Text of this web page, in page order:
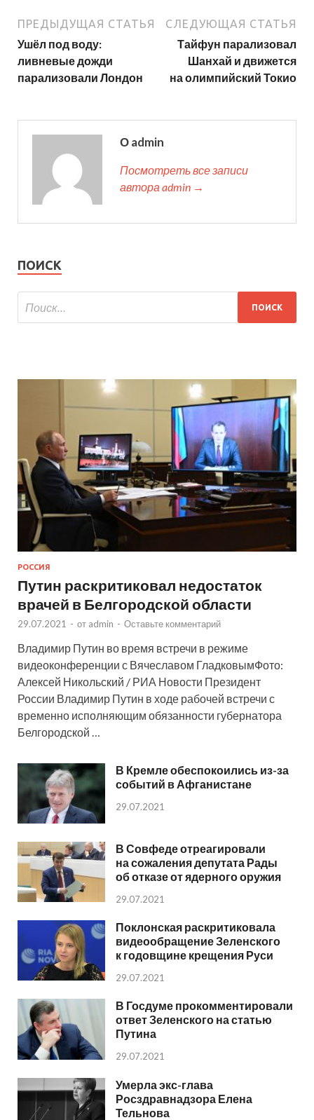
ПРЕДЫДУЩАЯ СТАТЬЯ
Ушёл под воду:
ливневые дожди
парализовали Лондон
СЛЕДУЮЩАЯ СТАТЬЯ
Тайфун парализовал
Шанхай и движется
на олимпийский Токио
О admin
Посмотреть все записи
автора admin →
ПОИСК
РОССИЯ
Путин раскритиковал недостаток
врачей в Белгородской области
29.07.2021 - от admin - Оставьте комментарий
Владимир Путин во время встречи в режиме
видеоконференции с Вячеславом ГладковымФото:
Алексей Никольский / РИА Новости Президент
России Владимир Путин в ходе рабочей встречи с
временно исполняющим обязанности губернатора
Белгородской …
В Кремле обеспокоились из-за
событий в Афганистане
29.07.2021
В Совфеде отреагировали
на сожаления депутата Рады
об отказе от ядерного оружия
29.07.2021
Поклонская раскритиковала
видеообращение Зеленского
к годовщине крещения Руси
29.07.2021
В Госдуме прокомментировали
ответ Зеленского на статью
Путина
29.07.2021
Умерла экс-глава
Росздравнадзора Елена
Тельнова